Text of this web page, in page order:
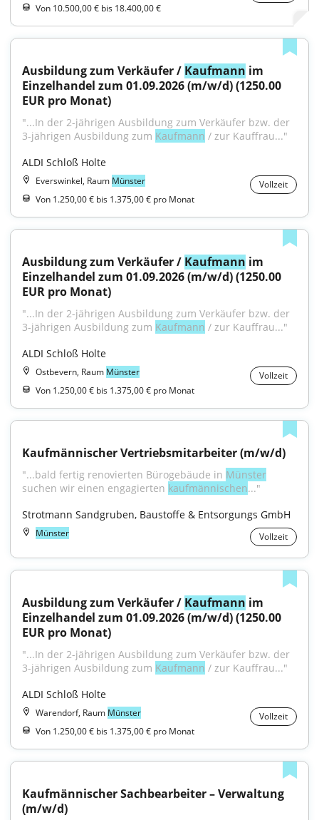
Von 10.500,00 € bis 18.400,00 €
Ausbildung zum Verkäufer / Kaufmann im
Einzelhandel zum 01.09.2026 (m/w/d) (1250.00
EUR pro Monat)
"...In der 2-jährigen Ausbildung zum Verkäufer bzw. der
3-jährigen Ausbildung zum Kaufmann / zur Kauffrau..."
ALDI Schloß Holte
Everswinkel, Raum Münster
Vollzeit
Von 1.250,00 € bis 1.375,00 € pro Monat
Ausbildung zum Verkäufer / Kaufmann im
Einzelhandel zum 01.09.2026 (m/w/d) (1250.00
EUR pro Monat)
"...In der 2-jährigen Ausbildung zum Verkäufer bzw. der
3-jährigen Ausbildung zum Kaufmann / zur Kauffrau..."
ALDI Schloß Holte
Ostbevern, Raum Münster
Vollzeit
Von 1.250,00 € bis 1.375,00 € pro Monat
Kaufmännischer Vertriebsmitarbeiter (m/w/d)
"...bald fertig renovierten Bürogebäude in Münster
suchen wir einen engagierten kaufmännischen..."
Strotmann Sandgruben, Baustoffe & Entsorgungs GmbH
Münster Vollzeit
Ausbildung zum Verkäufer / Kaufmann im
Einzelhandel zum 01.09.2026 (m/w/d) (1250.00
EUR pro Monat)
"...In der 2-jährigen Ausbildung zum Verkäufer bzw. der
3-jährigen Ausbildung zum Kaufmann / zur Kauffrau..."
ALDI Schloß Holte
Warendorf, Raum Münster
Vollzeit
Von 1.250,00 € bis 1.375,00 € pro Monat
Kaufmännischer Sachbearbeiter – Verwaltung
(m/w/d)